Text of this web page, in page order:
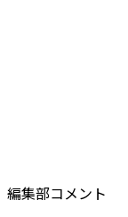
編集部コメント